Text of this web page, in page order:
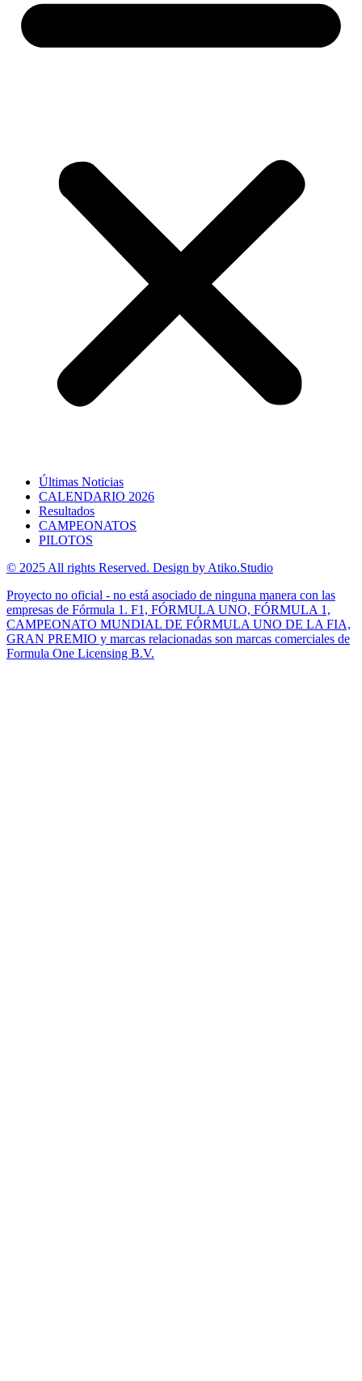
Últimas Noticias
CALENDARIO 2026
Resultados
CAMPEONATOS
PILOTOS
© 2025 All rights Reserved. Design by Atiko.Studio
Proyecto no oficial - no está asociado de ninguna manera con las
empresas de Fórmula 1. F1, FÓRMULA UNO, FÓRMULA 1,
CAMPEONATO MUNDIAL DE FÓRMULA UNO DE LA FIA,
GRAN PREMIO y marcas relacionadas son marcas comerciales de
Formula One Licensing B.V.